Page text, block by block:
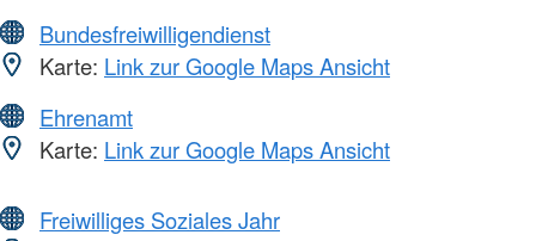
Bundesfreiwilligendienst
Karte: Link zur Google Maps Ansicht
Ehrenamt
Karte: Link zur Google Maps Ansicht
Freiwilliges Soziales Jahr